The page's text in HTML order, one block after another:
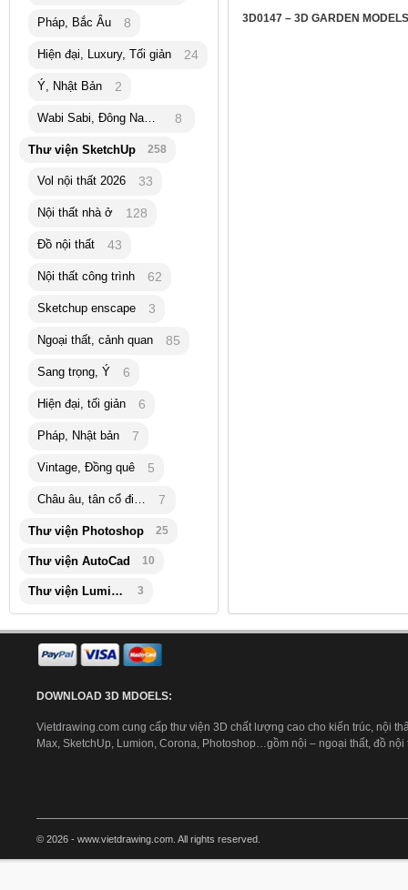
3D0147 – 3D GARDEN
Pháp, Bắc Âu 8
Hiện đại, Luxury, Tối giản 24
Ý, Nhật Bản 2
Wabi Sabi, Đông Nam Á 8
Thư viện SketchUp 258
Vol nội thất 2026 33
Nội thất nhà ở 128
Đồ nội thất 43
Nội thất công trình 62
Sketchup enscape 3
Ngoại thất, cảnh quan 85
Sang trọng, Ý 6
Hiện đại, tối giản 6
Pháp, Nhật bản 7
Vintage, Đồng quê 5
Châu âu, tân cổ điển 7
Thư viện Photoshop 25
Thư viện AutoCad 10
Thư viện Lumion 3
DOWNLOAD 3D MDOELS:
Vietdrawing.com cung cấp thư viện 3D chất lượng cao cho kiến trúc, nội
Max, SketchUp, Lumion, Corona, Photoshop…gồm nội – ngoại thất, đồ nội
© 2026 - www.vietdrawing.com. All rights reserved.